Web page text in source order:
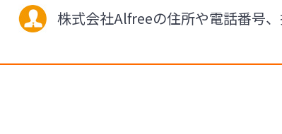
株式会社Alfreeの住所や電話番号